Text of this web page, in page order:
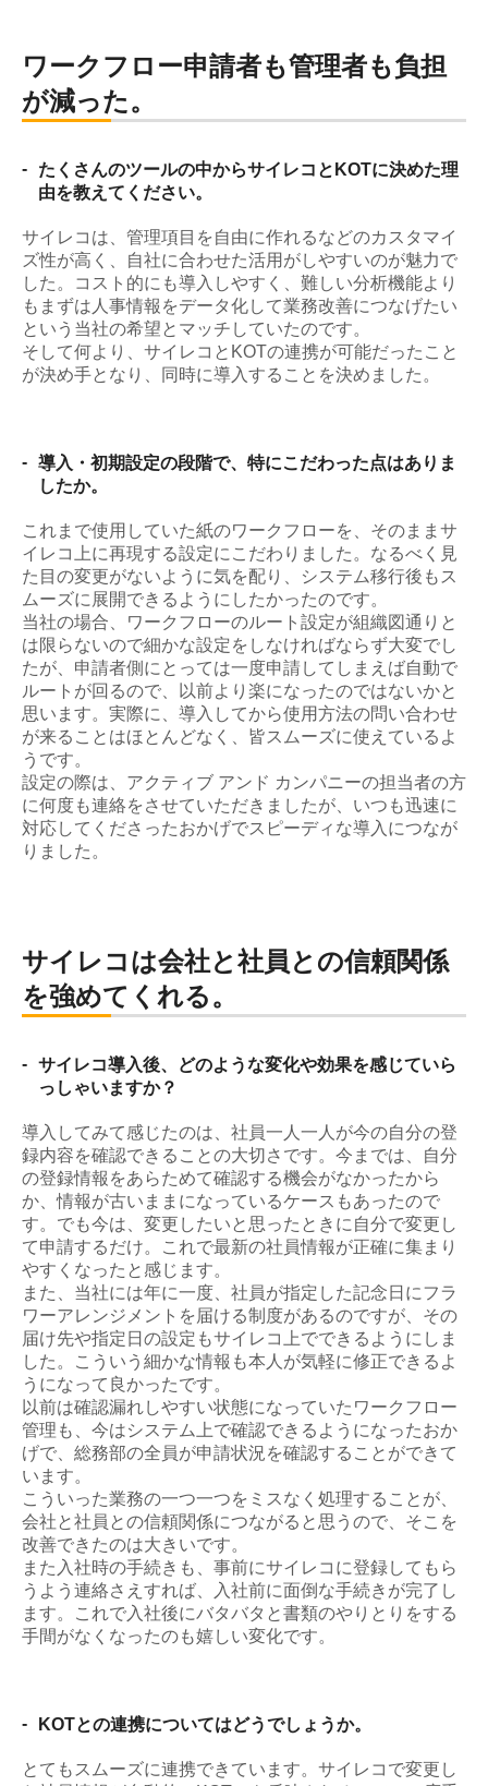
ワークフロー申請者も管理者も負担
が減った。
-
たくさんのツールの中からサイレコとKOTに決めた理
由を教えてください。
サイレコは、管理項目を自由に作れるなどのカスタマイ
ズ性が高く、自社に合わせた活用がしやすいのが魅力で
した。コスト的にも導入しやすく、難しい分析機能より
もまずは人事情報をデータ化して業務改善につなげたい
という当社の希望とマッチしていたのです。
そして何より、サイレコとKOTの連携が可能だったこと
が決め手となり、同時に導入することを決めました。
- 導入・初期設定の段階で、特にこだわった点はありま
したか。
これまで使用していた紙のワークフローを、そのままサ
イレコ上に再現する設定にこだわりました。なるべく見
た目の変更がないように気を配り、システム移行後もス
ムーズに展開できるようにしたかったのです。
当社の場合、ワークフローのルート設定が組織図通りと
は限らないので細かな設定をしなければならず大変でし
たが、申請者側にとっては一度申請してしまえば自動で
ルートが回るので、以前より楽になったのではないかと
思います。実際に、導入してから使用方法の問い合わせ
が来ることはほとんどなく、皆スムーズに使えているよ
うです。
設定の際は、アクティブ アンド カンパニーの担当者の方
に何度も連絡をさせていただきましたが、いつも迅速に
対応してくださったおかげでスピーディな導入につなが
りました。
サイレコは会社と社員との信頼関係
を強めてくれる。
- サイレコ導入後、どのような変化や効果を感じていら
っしゃいますか？
導入してみて感じたのは、社員一人一人が今の自分の登
録内容を確認できることの大切さです。今までは、自分
の登録情報をあらためて確認する機会がなかったから
か、情報が古いままになっているケースもあったので
す。でも今は、変更したいと思ったときに自分で変更し
て申請するだけ。これで最新の社員情報が正確に集まり
やすくなったと感じます。
また、当社には年に一度、社員が指定した記念日にフラ
ワーアレンジメントを届ける制度があるのですが、その
届け先や指定日の設定もサイレコ上でできるようにしま
した。こういう細かな情報も本人が気軽に修正できるよ
うになって良かったです。
以前は確認漏れしやすい状態になっていたワークフロー
管理も、今はシステム上で確認できるようになったおか
げで、総務部の全員が申請状況を確認することができて
います。
こういった業務の一つ一つをミスなく処理することが、
会社と社員との信頼関係につながると思うので、そこを
改善できたのは大きいです。
また入社時の手続きも、事前にサイレコに登録してもら
うよう連絡さえすれば、入社前に面倒な手続きが完了し
ます。これで入社後にバタバタと書類のやりとりをする
手間がなくなったのも嬉しい変化です。
- KOTとの連携についてはどうでしょうか。
とてもスムーズに連携できています。サイレコで変更し